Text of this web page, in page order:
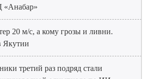
«Анабар»
20 м/с, а кому грозы и ливни.
Якутии
третий раз подряд стали